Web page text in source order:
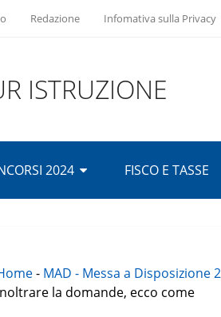
Redazione Infomativa sulla Privacy
ISTRUZIONE
2024 FISCO E TASSE
- MAD - Messa a Disposizione
la domande, ecco come